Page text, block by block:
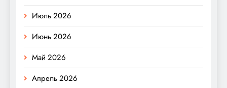
Июль 2026
Июнь 2026
Май 2026
Апрель 2026